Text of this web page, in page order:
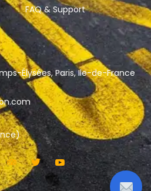
FAQ & Support
Élysées, Paris, Ile-de-France